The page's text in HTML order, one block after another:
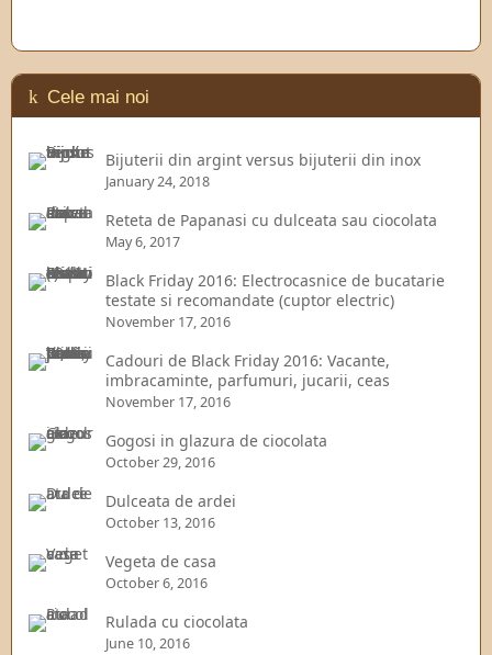
Cele mai noi
Bijuterii din argint versus bijuterii din inox
January 24, 2018
Reteta de Papanasi cu dulceata sau ciocolata
May 6, 2017
Black Friday 2016: Electrocasnice de bucatarie
testate si recomandate (cuptor electric)
November 17, 2016
Cadouri de Black Friday 2016: Vacante,
imbracaminte, parfumuri, jucarii, ceas
November 17, 2016
Gogosi in glazura de ciocolata
October 29, 2016
Dulceata de ardei
October 13, 2016
Vegeta de casa
October 6, 2016
Rulada cu ciocolata
June 10, 2016